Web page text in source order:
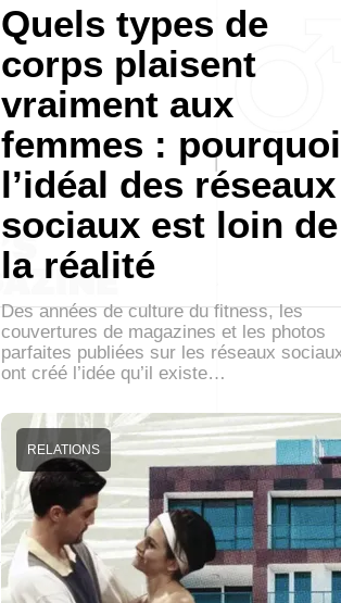
Quels types de
corps plaisent
vraiment aux
femmes : pourquoi
l’idéal des réseaux
sociaux est loin de
la réalité
Des années de culture du fitness, les
couvertures de magazines et les photos
parfaites publiées sur les réseaux
ont créé l’idée qu’il existe…
RELATIONS